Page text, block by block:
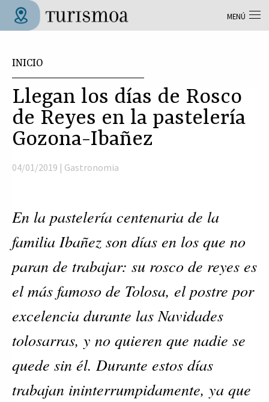
Pasar al contenido principal
INICIO
Llegan los días de Rosco
de Reyes en la pastelería
Gozona-Ibañez
04/01/2019 | Gastronomia
En la pastelería centenaria de la
familia Ibañez son días en los que no
paran de trabajar: su rosco de reyes es
el más famoso de Tolosa, el postre por
excelencia durante las Navidades
tolosarras, y no quieren que nadie se
quede sin él. Durante estos días
trabajan ininterrumpidamente, ya que
MENÚ